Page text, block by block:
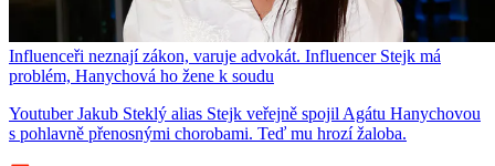
Influenceři neznají zákon, varuje advokát. Influencer Stejk má
problém, Hanychová ho žene k soudu
Youtuber Jakub Steklý alias Stejk veřejně spojil Agátu Hanychovou
s pohlavně přenosnými chorobami. Teď mu hrozí žaloba.